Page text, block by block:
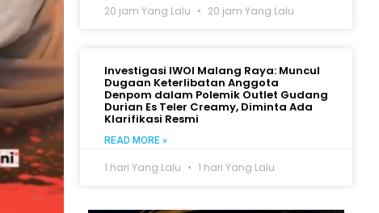
20 jam Yang Lalu 20 jam Yang Lalu
Investigasi IWOI Malang Raya: Muncul
Dugaan Keterlibatan Anggota
Denpom dalam Polemik Outlet Gudang
Durian Es Teler Creamy, Diminta Ada
Klarifikasi Resmi
READ MORE »
1 hari Yang Lalu 1 hari Yang Lalu